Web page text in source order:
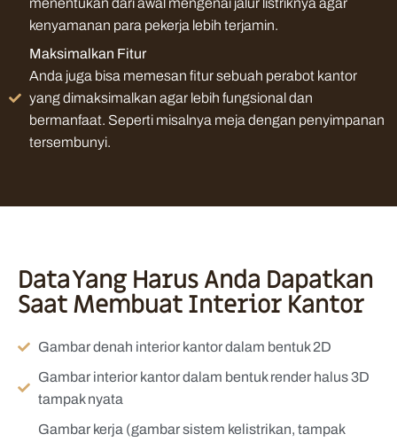
menentukan dari awal mengenai jalur listriknya agar
kenyamanan para pekerja lebih terjamin.
Maksimalkan Fitur
Anda juga bisa memesan fitur sebuah perabot kantor
yang dimaksimalkan agar lebih fungsional dan
bermanfaat. Seperti misalnya meja dengan penyimpanan
tersembunyi.
Data Yang Harus Anda Dapatkan
Saat Membuat Interior Kantor
Gambar denah interior kantor dalam bentuk 2D
Gambar interior kantor dalam bentuk render halus 3D
tampak nyata
Gambar kerja (gambar sistem kelistrikan, tampak